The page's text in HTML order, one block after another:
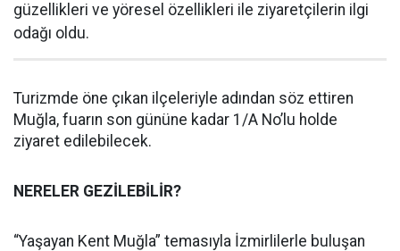
güzellikleri ve yöresel özellikleri ile ziyaretçilerin ilgi
odağı oldu.
Turizmde öne çıkan ilçeleriyle adından söz ettiren
Muğla, fuarın son gününe kadar 1/A No’lu holde
ziyaret edilebilecek.
NERELER GEZİLEBİLİR?
“Yaşayan Kent Muğla” temasıyla İzmirlilerle buluşan